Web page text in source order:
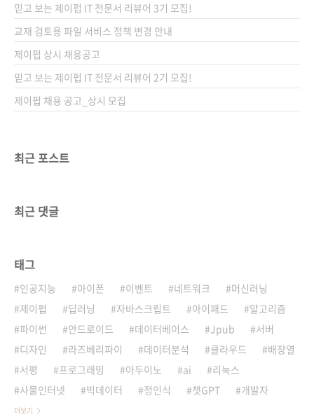
재 클라우드 서비스 운영에 대해서 문제가 있으
신 분들은 트러블 슈팅의 기회가 될 것 같습니다.
관심 있는 분들의 많은 참여 부탁합니다. 일시 :
2014년 3월 21일 금요일 오후4시 ~ 오후9시 장
소 : 삼성역 4번 출구 비어할레 참가 대상 : - ..
믿고 보는 제이펍 IT 전문서 리뷰어 3기 모집!
교재 검토용 파일 서비스 정책 변경 안내
제이펍 상시 채용공고
믿고 보는 제이펍 IT 전문서 리뷰어 2기 모집!
제이펍 채용 공고_상시 모집
최근 포스트
최근 댓글
태그
인공지능 아이폰 이벤트 네트워크
머신러닝
제이펍
딥러닝 자바스크립트 아이패드
알고리즘
파이썬
안드로이드 데이터베이스 Jpub
서버
디자인
라즈베리파이 데이터분석 클라우드
배장열
서평
프로그래밍 아두이노 ai
리눅스
사물인터넷
빅데이터 정인식 챗GPT 개발자
더보기